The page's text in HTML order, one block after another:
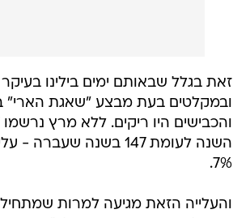
זאת בגלל שבאותם ימים בילינו
ובמקלטים בעת מבצע "שאגת הארי"
השנה לעומת 147 בשנה
7%.
והעלייה הזאת מגיעה למרות